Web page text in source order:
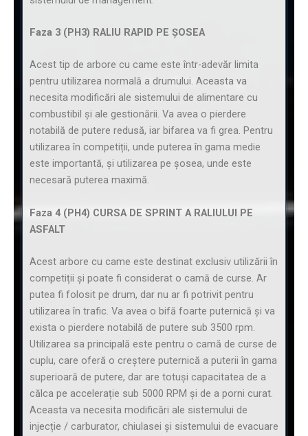
Faza 3 (PH3) RALIU RAPID PE ȘOSEA
Acest tip de arbore cu came este într-adevăr limita
pentru utilizarea normală a drumului. Aceasta va
necesita modificări ale sistemului de alimentare cu
combustibil și ale gestionării. Va avea o pierdere
notabilă de putere redusă, iar bifarea va fi grea. Pentru
utilizarea în competiții, unde puterea în gama medie
este importantă, și utilizarea pe șosea, unde este
necesară puterea maximă.
Faza 4 (PH4) CURSA DE SPRINT A RALIULUI PE
ASFALT
Acest arbore cu came este destinat exclusiv utilizării în
competiții și poate fi considerat o camă de curse. Ar
putea fi folosit pe drum, dar nu ar fi potrivit pentru
utilizarea în trafic. Va avea o bifă foarte puternică și va
exista o pierdere notabilă de putere sub 3500 rpm.
Utilizarea sa principală este pentru o camă de curse de
cuplu, care oferă o creștere puternică a puterii în gama
superioară de putere, dar are totuși capacitatea de a
călca pe accelerație sub 5000 RPM și de a porni curat.
Aceasta va necesita modificări ale sistemului de
injecție / carburator, chiulasei și sistemului de evacuare